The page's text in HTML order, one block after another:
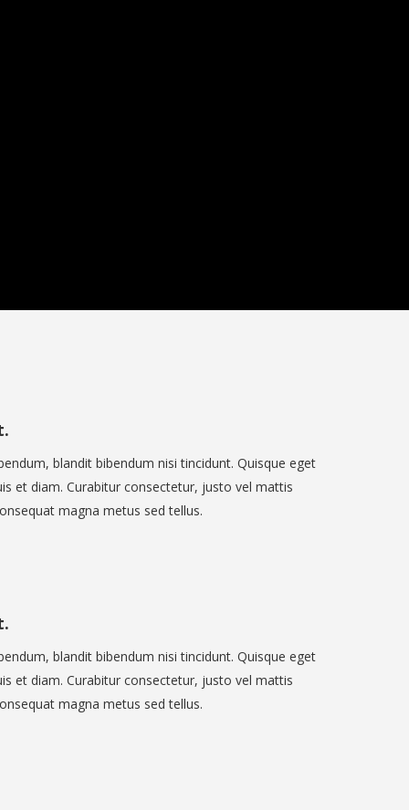
blandit bibendum nisi tincidunt. Quisque eget
et diam. Curabitur consectetur, justo vel mattis
magna metus sed tellus.
blandit bibendum nisi tincidunt. Quisque eget
et diam. Curabitur consectetur, justo vel mattis
magna metus sed tellus.